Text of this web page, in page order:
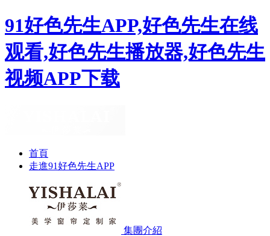
91好色先生APP,好色先生在线
观看,好色先生播放器,好色先生
视频APP下载
首頁
走進91好色先生APP
集團介紹